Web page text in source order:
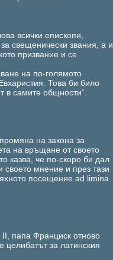
всички епископи,
свещенически звания, а и
призвание и се
на по-голямото
Това би било
в самите общности“.
на закона за
на връщане от своето
казва, че по-скоро би дал
своето мнение и през тази
посещение ad limina
папа Франциск отново
целибатът за латинския